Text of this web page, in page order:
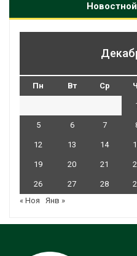
Пн Вт Ср
5 6 7
12 13 14
19 20 21
26 27 28
« Ноя
Янв »